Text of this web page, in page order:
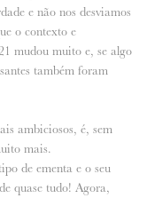
e não nos desviamos
o contexto e
mudou muito e, se algo
também foram
ambiciosos, é, sem
mais.
de ementa e o seu
quase tudo! Agora,